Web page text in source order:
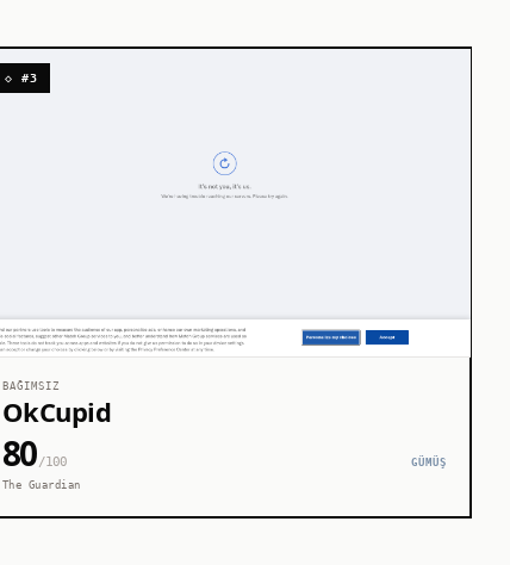
◇ #3
BAĞIMSIZ
OkCupid
80/100
GÜMÜŞ
The Guardian